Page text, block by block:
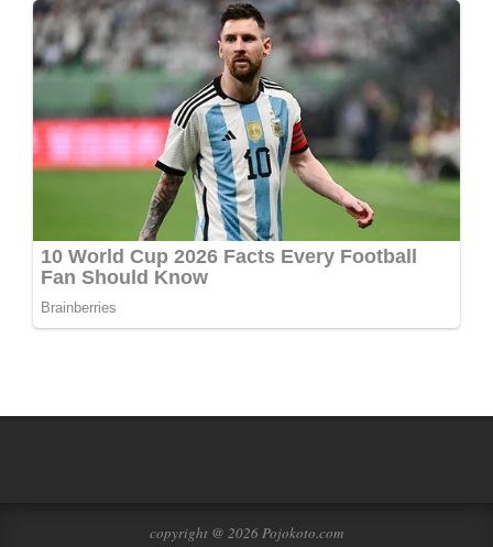
copyright @ 2026 Pojokoto.com